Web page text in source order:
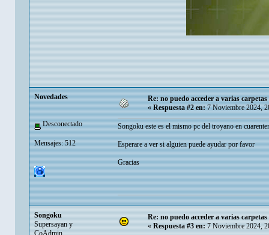
Novedades
Desconectado
Mensajes: 512
Re: no puedo acceder a varias carpetas
«Respuesta #2 en:7 Noviembre 2024,
Songoku este es el mismo pc del troyano en
Esperare a ver si alguien puede ayudar por favor
Gracias
Songoku
Supersayan y
Re: no puedo acceder a varias carpetas
« Respuesta #3 en: 7 Noviembre 2024,